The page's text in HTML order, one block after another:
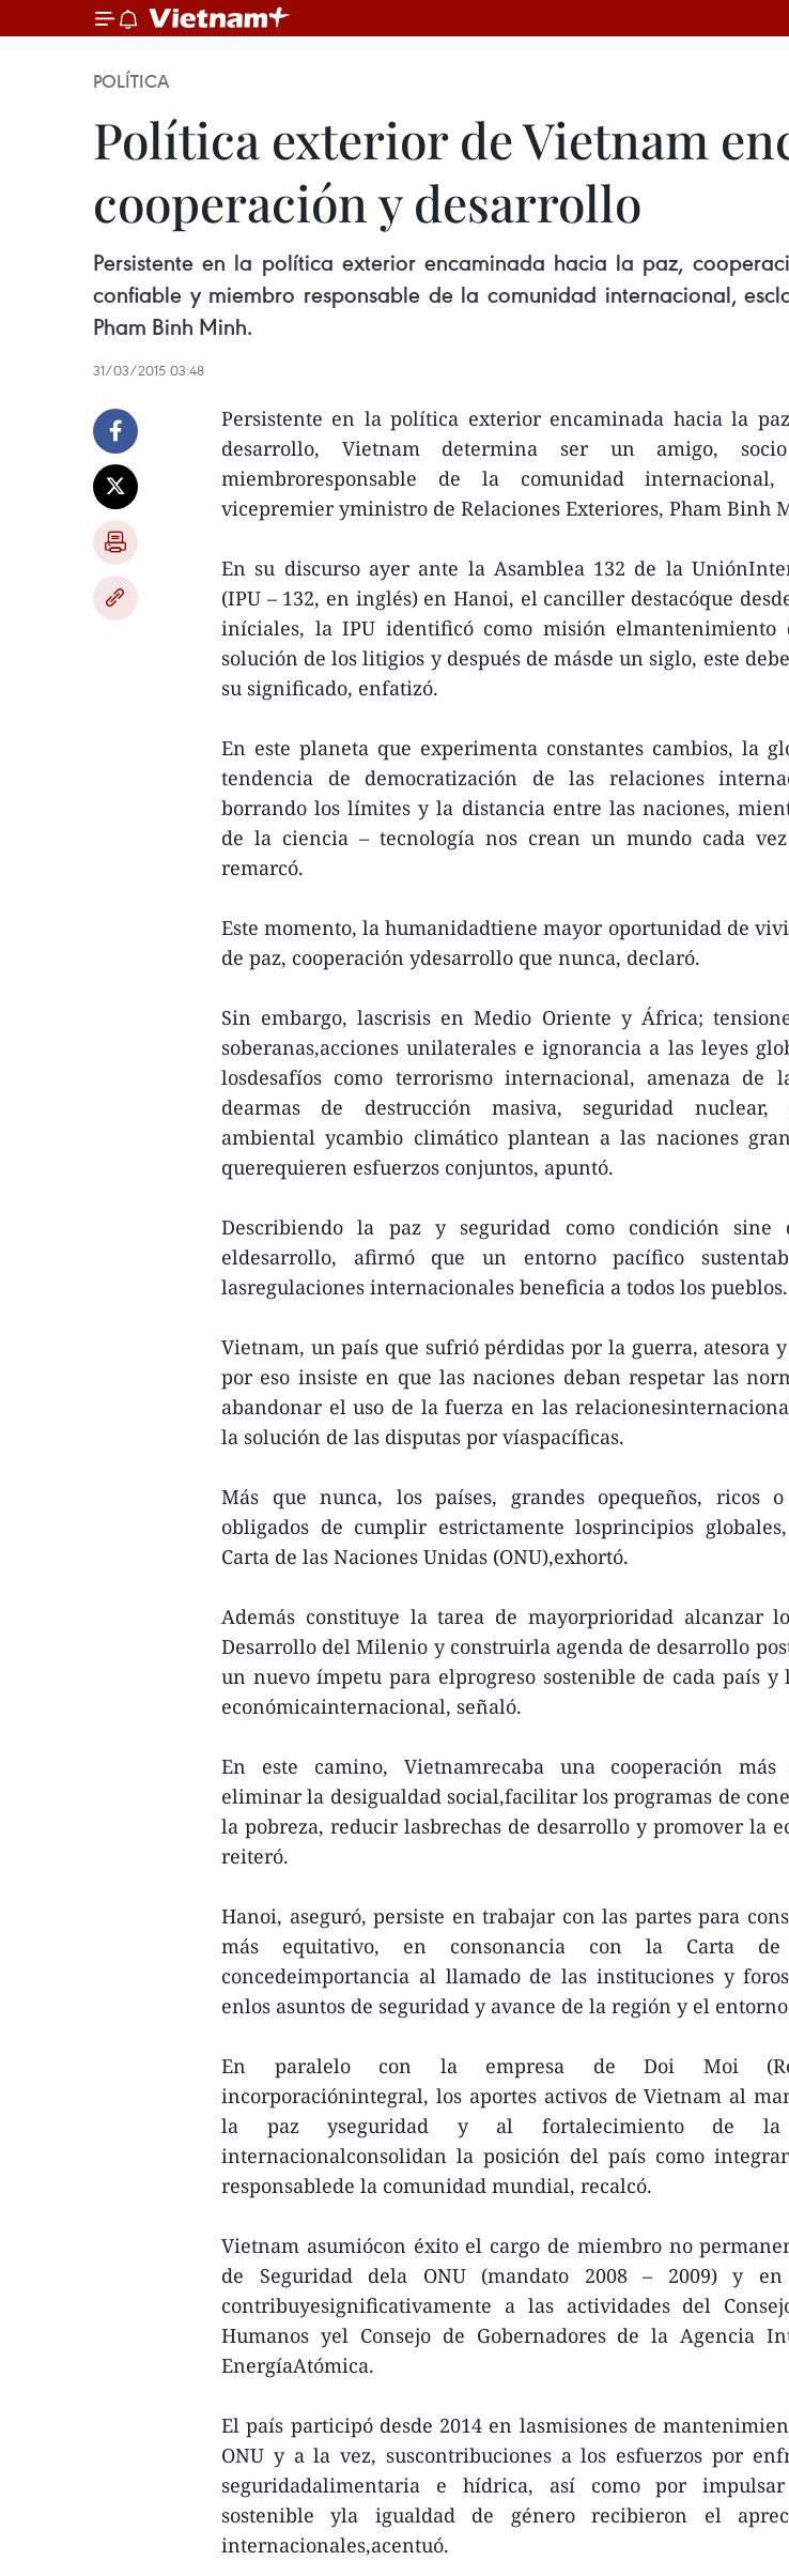
POLÍTICA
Política exterior de Vietnam
cooperación y desarrollo
Persistente en la política exterior encaminada hacia la paz,
confiable y miembro responsable de la comunidad internacional,
Pham Binh Minh.
31/03/2015 03:48
Persistente en la política exterior encaminada hacia la
desarrollo, Vietnam determina ser un amigo,
miembroresponsable de la comunidad
vicepremier yministro de Relaciones Exteriores, Pham Binh
En su discurso ayer ante la Asamblea 132 de la
(IPU – 132, en inglés) en Hanoi, el canciller destacóque
iníciales, la IPU identificó como misión
solución de los litigios y después de másde un siglo, este
su significado, enfatizó.
En este planeta que experimenta constantes cambios, la
tendencia de democratización de las relaciones
borrando los límites y la distancia entre las naciones,
de la ciencia – tecnología nos crean un mundo cada vez
remarcó.
Este momento, la humanidadtiene mayor oportunidad de
de paz, cooperación ydesarrollo que nunca, declaró.
Sin embargo, lascrisis en Medio Oriente y África;
soberanas,acciones unilaterales e ignorancia a las leyes
losdesafíos como terrorismo internacional, amenaza de
dearmas de destrucción masiva, seguridad nuclear,
ambiental ycambio climático plantean a las naciones
querequieren esfuerzos conjuntos, apuntó.
Describiendo la paz y seguridad como condición sine
eldesarrollo, afirmó que un entorno pacífico
lasregulaciones internacionales beneficia a todos los pueblos.
Vietnam, un país que sufrió pérdidas por la guerra, atesora
por eso insiste en que las naciones deban respetar las
abandonar el uso de la fuerza en las
la solución de las disputas por víaspacíficas.
Más que nunca, los países, grandes opequeños, ricos
obligados de cumplir estrictamente losprincipios
Carta de las Naciones Unidas (ONU),exhortó.
Además constituye la tarea de mayorprioridad alcanzar
Desarrollo del Milenio y construirla agenda de desarrollo
un nuevo ímpetu para elprogreso sostenible de cada país y
económicainternacional, señaló.
En este camino, Vietnamrecaba una cooperación más
eliminar la desigualdad social,facilitar los programas de
la pobreza, reducir lasbrechas de desarrollo y promover la
reiteró.
Hanoi, aseguró, persiste en trabajar con las partes para
más equitativo, en consonancia con la Carta
concedeimportancia al llamado de las instituciones y
enlos asuntos de seguridad y avance de la región y el
En paralelo con la empresa de Doi Moi
incorporaciónintegral, los aportes activos de Vietnam al
la paz yseguridad y al fortalecimiento de la
internacionalconsolidan la posición del país como
responsablede la comunidad mundial, recalcó.
Vietnam asumiócon éxito el cargo de miembro no
de Seguridad dela ONU (mandato 2008 – 2009) y
contribuyesignificativamente a las actividades del
Humanos yel Consejo de Gobernadores de la Agencia
EnergíaAtómica.
El país participó desde 2014 en lasmisiones de
ONU y a la vez, suscontribuciones a los esfuerzos por
seguridadalimentaria e hídrica, así como por
sostenible yla igualdad de género recibieron el
internacionales,acentuó.